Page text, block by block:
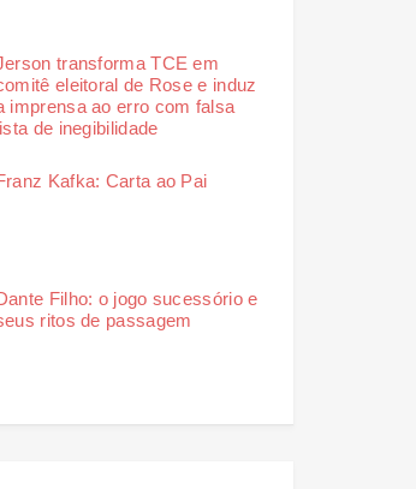
transforma TCE em
eleitoral de Rose e induz
imprensa ao erro com falsa
de inegibilidade
Kafka: Carta ao Pai
Filho: o jogo sucessório e
ritos de passagem